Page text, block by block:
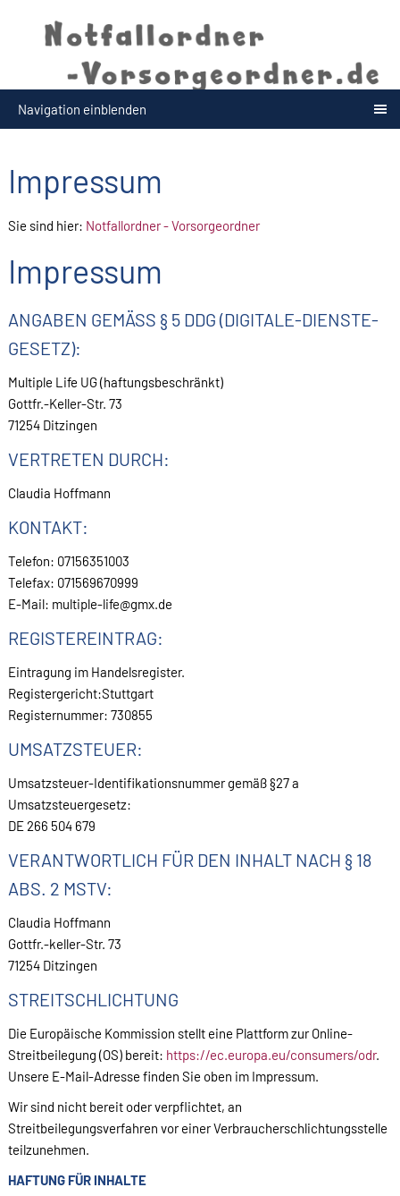
Navigation einblenden
Impressum
Sie sind hier: Notfallordner - Vorsorgeordner
Impressum
ANGABEN GEMÄSS § 5 DDG (DIGITALE-DIENSTE-G
ESETZ):
Multiple Life UG (haftungsbeschränkt)
Gottfr.-Keller-Str. 73
71254 Ditzingen
VERTRETEN DURCH:
Claudia Hoffmann
KONTAKT:
Telefon: 07156351003
Telefax: 071569670999
E-Mail: multiple-life@gmx.de
REGISTEREINTRAG:
Eintragung im Handelsregister.
Registergericht:Stuttgart
Registernummer: 730855
UMSATZSTEUER:
Umsatzsteuer-Identifikationsnummer gemäß §27 a
Umsatzsteuergesetz:
DE 266 504 679
VERANTWORTLICH FÜR DEN INHALT NACH § 18
ABS. 2 MSTV:
Claudia Hoffmann
Gottfr.-keller-Str. 73
71254 Ditzingen
STREITSCHLICHTUNG
Die Europäische Kommission stellt eine Plattform zur Online-
Streitbeilegung (OS) bereit: https://ec.europa.eu/consumers/odr.
Unsere E-Mail-Adresse finden Sie oben im Impressum.
Wir sind nicht bereit oder verpflichtet, an
Streitbeilegungsverfahren vor einer Verbraucherschlichtungsstelle
teilzunehmen.
HAFTUNG FÜR INHALTE